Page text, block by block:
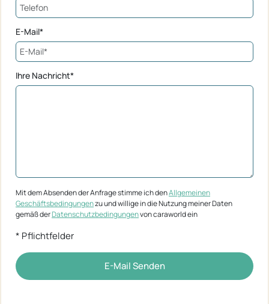
E-Mail*
Ihre Nachricht*
Mit dem Absenden der Anfrage stimme ich denAllgemeinen
Geschäftsbedingungenzu und willige in die Nutzung meiner Daten
gemäß derDatenschutzbedingungenvon caraworld ein
* Pflichtfelder
E-Mail Senden